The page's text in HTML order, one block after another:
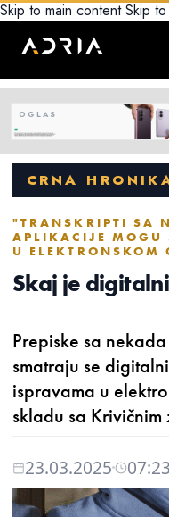
Skip to main content Skip
CRNA
"TRANSKRIPTI SA
APLIKACIJE MOGU
U ELEKTRONSKOM
Skaj je
Prepiske sa
smatraju se
ispravama u
skladu sa
23.03.2025 07:23